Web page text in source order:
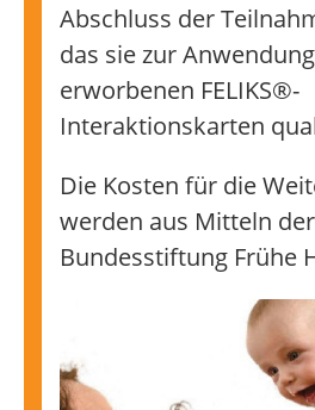
Abschluss der
das sie zur
erworbenen FELIKS®-
Interaktionskarten
Die Kosten für die
werden aus Mitteln der
Bundesstiftung Frühe